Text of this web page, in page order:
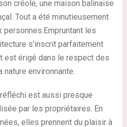
créole, une maison balinaise
Tout a été minutieusement
les
s'inscrit parfaitement
est érigé dans le respect des
environnante.
est aussi presque
par les propriétaires. En
elles prennent du plaisir à